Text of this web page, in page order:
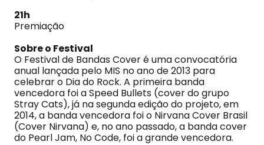
21h
Premiação
Sobre o Festival
O Festival de Bandas Cover é uma convocatória
anual lançada pelo MIS no ano de 2013 para
celebrar o Dia do Rock. A primeira banda
vencedora foi a Speed Bullets (cover do grupo
Stray Cats), já na segunda edição do projeto, em
2014, a banda vencedora foi o Nirvana Cover Brasil
(Cover Nirvana) e, no ano passado, a banda cover
do Pearl Jam, No Code, foi a grande vencedora.